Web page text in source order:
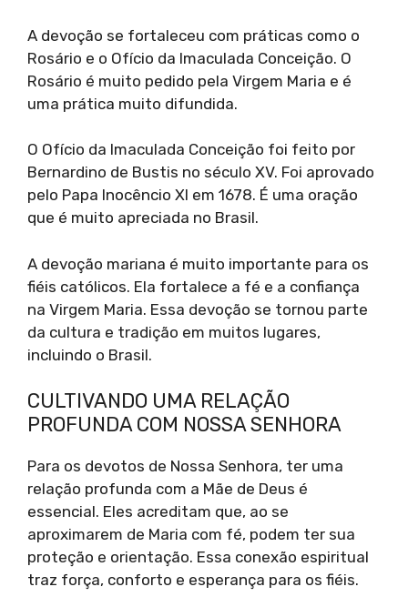
A devoção se fortaleceu com práticas como o
Rosário e o Ofício da Imaculada Conceição. O
Rosário é muito pedido pela Virgem Maria e é
uma prática muito difundida.
O Ofício da Imaculada Conceição foi feito por
Bernardino de Bustis no século XV. Foi aprovado
pelo Papa Inocêncio XI em 1678. É uma oração
que é muito apreciada no Brasil.
A devoção mariana é muito importante para os
fiéis católicos. Ela fortalece a fé e a confiança
na Virgem Maria. Essa devoção se tornou parte
da cultura e tradição em muitos lugares,
incluindo o Brasil.
CULTIVANDO UMA RELAÇÃO
PROFUNDA COM NOSSA SENHORA
Para os devotos de Nossa Senhora, ter uma
relação profunda com a Mãe de Deus é
essencial. Eles acreditam que, ao se
aproximarem de Maria com fé, podem ter sua
proteção e orientação. Essa conexão espiritual
traz força, conforto e esperança para os fiéis.